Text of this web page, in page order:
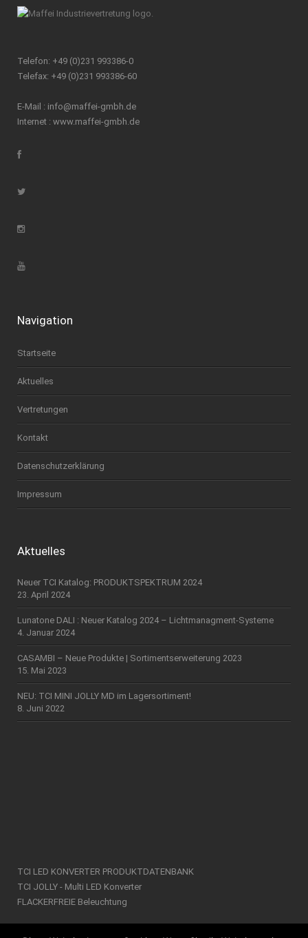
Telefon: +49 (0)231 993386-0
Telefax: +49 (0)231 993386-60
E-Mail : info@maffei-gmbh.de
Internet : www.maffei-gmbh.de
Navigation
Startseite
Aktuelles
Vertretungen
Kontakt
Datenschutzerklärung
Impressum
Aktuelles
Neuer TCI Katalog: PRODUKTSPEKTRUM 2024
23. April 2024
Lunatone DALI : Neuer Katalog 2024 – Lichtmanagment-Systeme
4. Januar 2024
CASAMBI – Neue Produkte | Sortimentserweiterung 2023
15. Mai 2023
NEU: TCI MINI JOLLY MD im Lagersortiment!
8. Juni 2022
TCI LED KONVERTER PRODUKTDATENBANK
TCI JOLLY - Multi LED Konverter
FLACKERFREIE Beleuchtung